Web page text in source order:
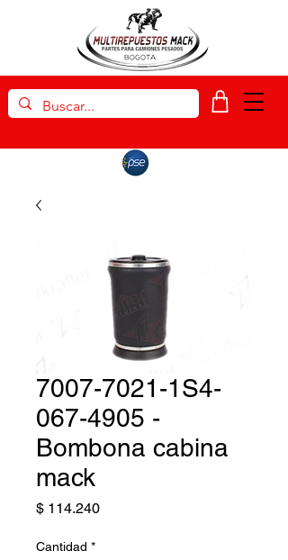
7007-7021-1S4-
067-4905 -
Bombona cabina
mack
$ 114.240Precio
Cantidad *